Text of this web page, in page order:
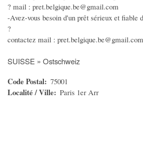
Equipement moto
Equipement caravaning
MULTIMEDIA
Informatique
Téléphones - Tablettes
? mail : pret.belgique.be@gmail.com
-Avez-vous besoin d'un prêt sérieux et fiable
?
contactez mail :
SUISSE » Ostschweiz
Code Postal 75001
Localité / Ville Paris 1er Arr